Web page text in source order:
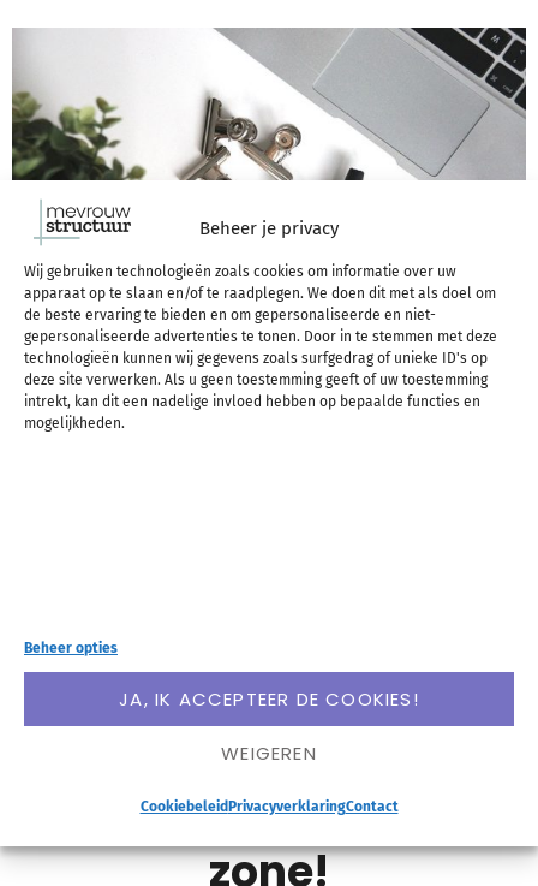
Beheer je privacy
Wij gebruiken technologieën zoals cookies om informatie over uw
apparaat op te slaan en/of te raadplegen. We doen dit met als doel om
de beste ervaring te bieden en om gepersonaliseerde en niet-
gepersonaliseerde advertenties te tonen. Door in te stemmen met deze
technologieën kunnen wij gegevens zoals surfgedrag of unieke ID's op
deze site verwerken. Als u geen toestemming geeft of uw toestemming
intrekt, kan dit een nadelige invloed hebben op bepaalde functies en
mogelijkheden.
Beheer opties
JA, IK ACCEPTEER DE COOKIES!
WEIGEREN
Cookiebeleid PrivacyverklaringContact
Stevig in je schoenen staan en elke uitdaging vol
voor meer zelfvertrouwen!
LEES VERDER
Kom uit je comfort
zone!